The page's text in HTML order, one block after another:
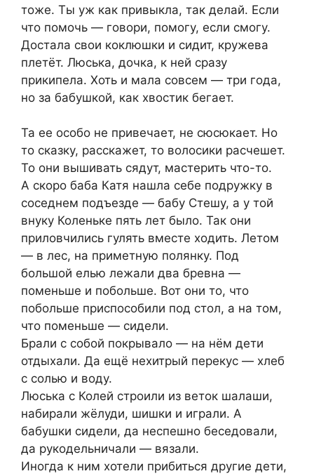
тоже. Ты уж как привыкла, так делай. Если
что помочь — говори, помогу, если смогу.
Достала свои коклюшки и сидит, кружева
плетёт. Люська, дочка, к ней сразу
прикипела. Хоть и мала совсем — три года,
но за бабушкой, как хвостик бегает.
Та ее особо не привечает, не сюсюкает. Но
то сказку, расскажет, то волосики расчешет.
То они вышивать сядут, мастерить что-то.
А скоро баба Катя нашла себе подружку в
соседнем подъезде — бабу Стешу, а у той
внуку Коленьке пять лет было. Так они
приловчились гулять вместе ходить. Летом
— в лес, на приметную полянку. Под
большой елью лежали два бревна —
поменьше и побольше. Вот они то, что
побольше приспособили под стол, а на том,
что поменьше — сидели.
Брали с собой покрывало — на нём дети
отдыхали. Да ещё нехитрый перекус — хлеб
с солью и воду.
Люська с Колей строили из веток шалаши,
набирали жёлуди, шишки и играли. А
бабушки сидели, да неспешно беседовали,
да рукодельничали — вязали.
Иногда к ним хотели прибиться другие дети,